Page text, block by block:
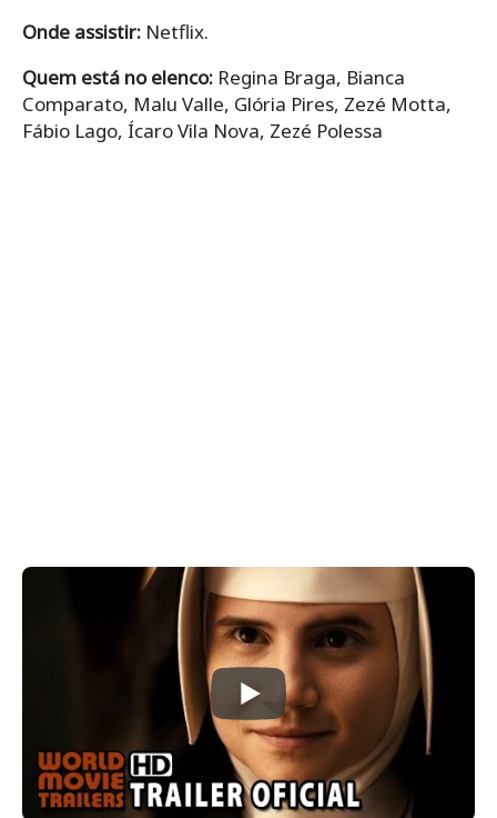
Onde assistir: Netflix.
Quem está no elenco: Regina Braga, Bianca
Comparato, Malu Valle, Glória Pires, Zezé Motta,
Fábio Lago, Ícaro Vila Nova, Zezé Polessa